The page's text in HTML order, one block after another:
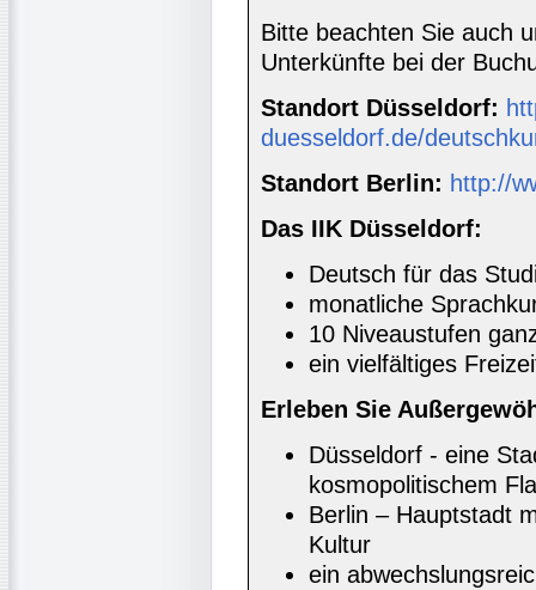
Bitte beachten Sie auch
Unterkünfte bei der
Standort Düsseldorf:
duesseldorf.de/
Standort Berlin: http://
Das IIK Düsseldorf:
Deutsch für das
monatliche
10 Niveaustufen
ein vielfältiges
Erleben Sie
Düsseldorf - eine
kosmopolitischem
Berlin – Hauptstadt
Kultur
ein